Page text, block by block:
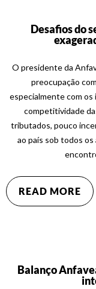
Desafios do
O presidente da
preocupação
especialmente com os
competitividade
tributados, pouco
ao país sob todos os
READ MORE
Balanço